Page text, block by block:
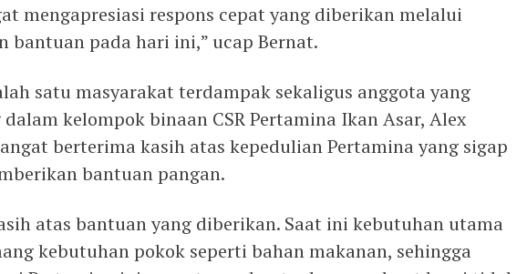
mengapresiasi respons cepat yang diberikan melalui
bantuan pada hari ini,” ucap Bernat.
satu masyarakat terdampak sekaligus anggota yang
kelompok binaan CSR Pertamina Ikan Asar, Alex
berterima kasih atas kepedulian Pertamina yang sigap
bantuan pangan.
atas bantuan yang diberikan. Saat ini kebutuhan utama
kebutuhan pokok seperti bahan makanan, sehingga